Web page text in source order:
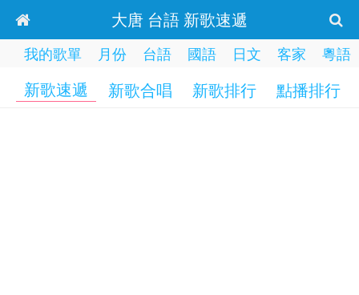
大唐 台語 新歌速遞
我的歌單 月份 台語 國語 日文 客家 粵語
新歌速遞 新歌合唱 新歌排行 點播排行